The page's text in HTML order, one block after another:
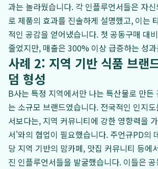
과는 놀라웠습니다. 각 인플루언서들은 자
로 제품의 효과를 진솔하게 설명했고, 이는
적인 공감을 얻어냈습니다. 첫 공동구매 대
줄었지만, 매출은 300% 이상 급증하는 성
사례 2: 지역 기반 식품 브랜
덤 형성
B사는 특정 지역에서만 나는 특산물로 만든
는 소규모 브랜드였습니다. 전국적인 인지
서보다는, 지역 커뮤니티에 강한 영향력을
서'와의 협업이 필요했습니다. 주언규PD의
당 지역 기반의 맘카페, 맛집 커뮤니티 등에
진 인플루언서들을 발굴했습니다. 이들은